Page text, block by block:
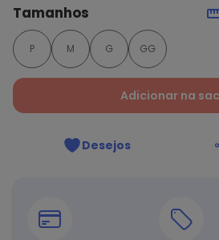
Tamanhos
P M G GG
Adicionar na
Desejos